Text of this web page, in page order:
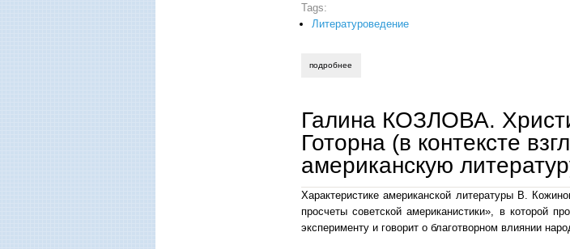
Tags:
Литературоведение
подробнее
Галина КОЗЛОВА.
Готорна (в контексте
американскую
Характеристике американской литературы В.
просчеты советской американистики», в которой
эксперименту и говорит о благотворном влиянии